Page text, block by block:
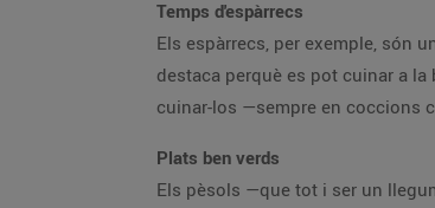
Temps d'espàrrecs
Els espàrrecs, per exemple, són
destaca perquè es pot cuinar a
cuinar-los —sempre en coccions
Plats ben verds
Els pèsols —que tot i ser un